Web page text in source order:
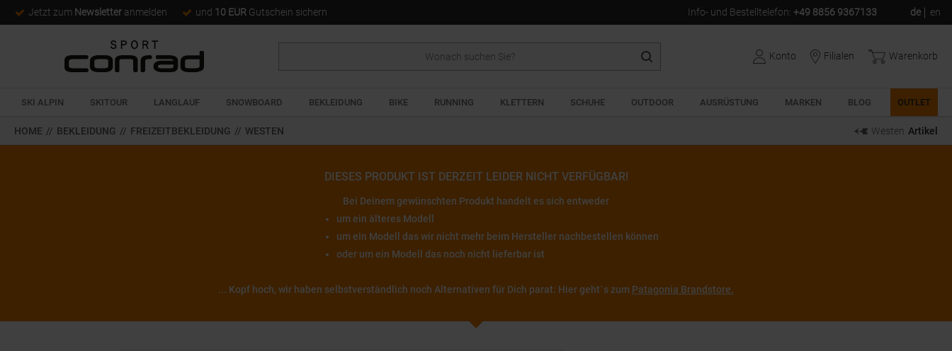
Jetzt zum Newsletter anmelden und 10 EUR Gutschein sichern Info- und Bestelltelefon: +49 8856 9367133 de en
Konto Filialen Warenkorb
SKI ALPIN SKITOUR LANGLAUF SNOWBOARD BEKLEIDUNG BIKE RUNNING KLETTERN SCHUHE OUTDOOR AUSRÜSTUNG MARKEN BLOG OUTLET
HOME // BEKLEIDUNG // FREIZEITBEKLEIDUNG // WESTEN Westen Artikel
DIESES PRODUKT IST DERZEIT LEIDER NICHT VERFÜGBAR!
Bei Deinem gewünschten Produkt handelt es sich entweder
um ein älteres Modell
um ein Modell das wir nicht mehr beim Hersteller nachbestellen können
oder um ein Modell das noch nicht lieferbar ist
... Kopf hoch, wir haben selbstverständlich noch Alternativen für Dich parat: Hier geht´s zum Patagonia Brandstore.